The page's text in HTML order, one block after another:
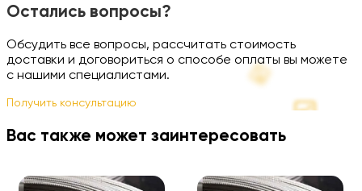
Остались вопросы?
Обсудить все вопросы, рассчитать стоимость
доставки и договориться о способе оплаты вы можете
с нашими специалистами.
Получить консультацию
Вас также может заинтересовать